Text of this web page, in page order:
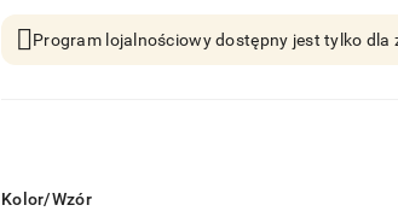
Program lojalnościowy dostępny jest tylko dla
Wariant
Kolor/Wzór